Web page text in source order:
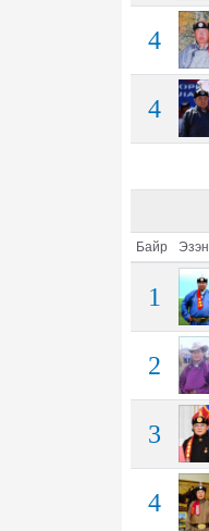
4
4
Байр Эзэн
1
2
3
4